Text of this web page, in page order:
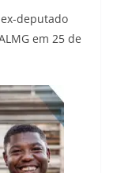
deputado
em 25 de